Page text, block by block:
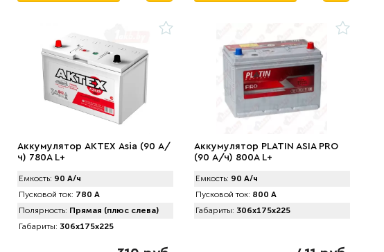
Аккумулятор АКТЕХ Asia (90 А/
ч) 780A L+
Емкость: 90 А/ч
Пусковой ток: 780 А
Полярность: Прямая (плюс слева)
Габариты: 306x175x225
Аккумулятор PLATIN ASIA PRO
(90 А/ч) 800A L+
Емкость: 90 А/ч
Пусковой ток: 800 А
Габариты: 306x175x225